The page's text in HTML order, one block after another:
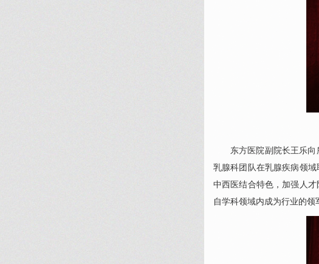
东方医院副院长王乐向
乳腺科团队在乳腺疾病领
中西医结合特色，加强人
自学科领域内成为行业的领